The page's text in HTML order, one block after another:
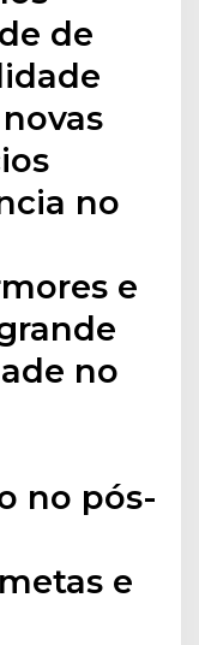
de
no
e
no
no pós-
e